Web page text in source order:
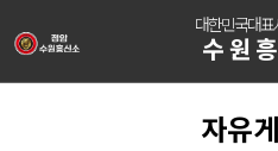
대한민국대
수원
자유